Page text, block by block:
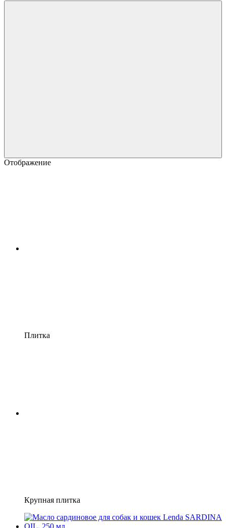
Отображение
Плитка
Крупная плитка